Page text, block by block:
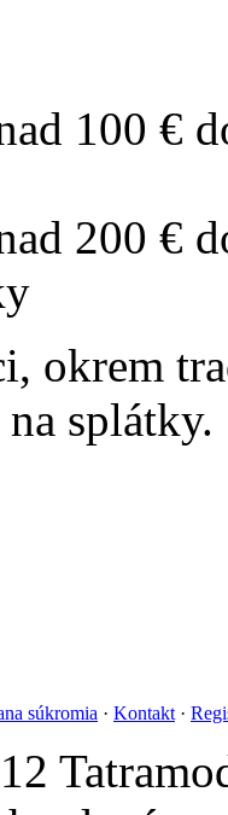
100 €
200 €
okrem
splátky.
súkromia · Kontakt ·